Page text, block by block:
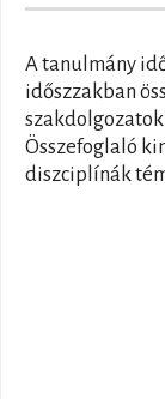
A tanulmány
időszzakban
Összefoglaló
diszciplínák